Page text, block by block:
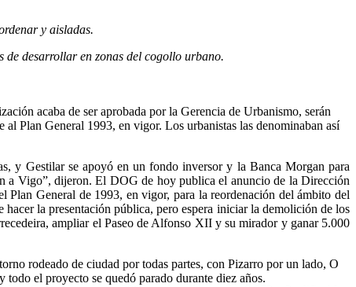
y aisladas.
de desarrollar en zonas del cogollo urbano.
acaba de ser aprobada por la Gerencia de Urbanismo, serán
Plan General 1993, en vigor. Los urbanistas las denominaban así
y Gestilar se apoyó en un fondo inversor y la Banca Morgan para
a Vigo”, dijeron. El DOG de hoy publica el anuncio de la Dirección
General de 1993, en vigor, para la reordenación del ámbito del
la presentación pública, pero espera iniciar la demolición de los
ampliar el Paseo de Alfonso XII y su mirador y ganar 5.000
rodeado de ciudad por todas partes, con Pizarro por un lado, O
el proyecto se quedó parado durante diez años.